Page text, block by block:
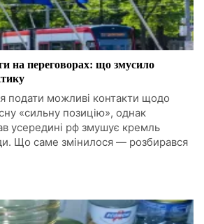
на переговорах: що змусило
подати можливі контакти щодо
«сильну позицію», однак
усередині рф змушує кремль
Що саме змінилося — розбирався